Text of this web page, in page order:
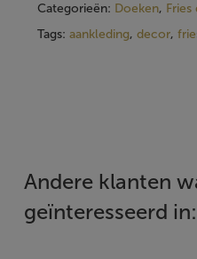
Categorieën: Doeken, Fries
Tags: aankleding, decor,
Andere klanten
geïnteresseerd in: